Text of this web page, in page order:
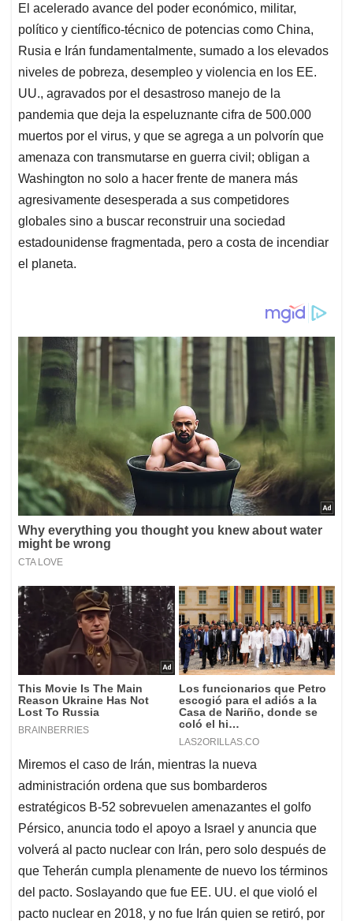
El acelerado avance del poder económico, militar,
político y científico-técnico de potencias como China,
Rusia e Irán fundamentalmente, sumado a los elevados
niveles de pobreza, desempleo y violencia en los EE.
UU., agravados por el desastroso manejo de la
pandemia que deja la espeluznante cifra de 500.000
muertos por el virus, y que se agrega a un polvorín que
amenaza con transmutarse en guerra civil; obligan a
Washington no solo a hacer frente de manera más
agresivamente desesperada a sus competidores
globales sino a buscar reconstruir una sociedad
estadounidense fragmentada, pero a costa de incendiar
el planeta.
Miremos el caso de Irán, mientras la nueva
administración ordena que sus bombarderos
estratégicos B-52 sobrevuelen amenazantes el golfo
Pérsico, anuncia todo el apoyo a Israel y anuncia que
volverá al pacto nuclear con Irán, pero solo después de
que Teherán cumpla plenamente de nuevo los términos
del pacto. Soslayando que fue EE. UU. el que violó el
pacto nuclear en 2018, y no fue Irán quien se retiró, por